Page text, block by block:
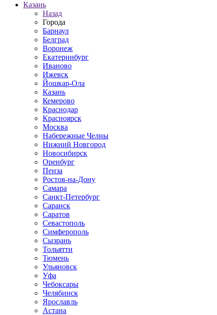
Казань
Назад
Города
Барнаул
Белград
Воронеж
Екатеринбург
Иваново
Ижевск
Йошкар-Ола
Казань
Кемерово
Краснодар
Красноярск
Москва
Набережные Челны
Нижний Новгород
Новосибирск
Оренбург
Пенза
Ростов-на-Дону
Самара
Санкт-Петербург
Саранск
Саратов
Севастополь
Симферополь
Сызрань
Тольятти
Тюмень
Ульяновск
Уфа
Чебоксары
Челябинск
Ярославль
Астана